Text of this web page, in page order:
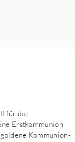
für die
Erstkommunion
Kommunion-